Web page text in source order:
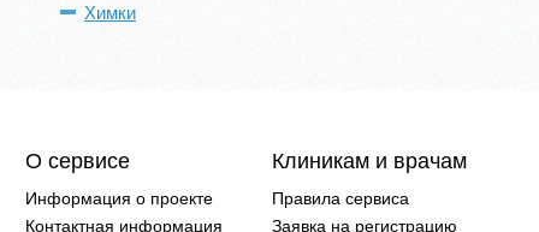
Химки
О сервисе
Информация о проекте
Контактная информация
Клиникам и врачам
Правила сервиса
Заявка на регистрацию